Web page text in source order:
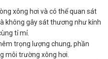
xông hơi và có thể quan sát
không gây sát thương như kính
tỉ mỉ.
trọng lượng chung, phần
môi trường xông hơi.